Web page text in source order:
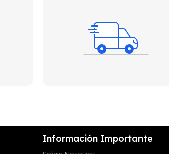
Información Importante